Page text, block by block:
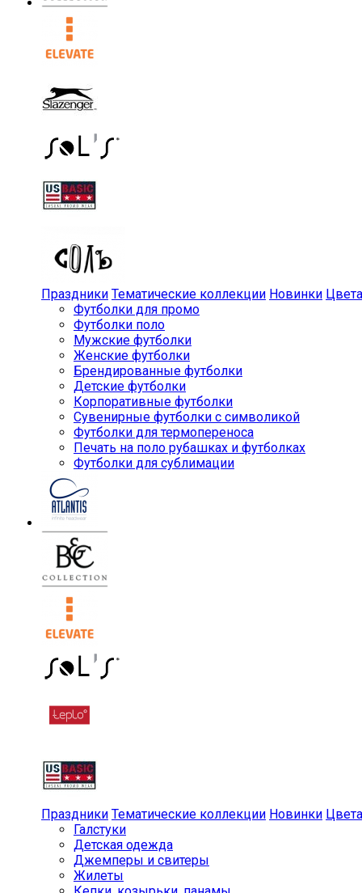
Праздники Тематические коллекции Новинки Цвета
Футболки для промо
Футболки поло
Мужские футболки
Женские футболки
Брендированные футболки
Детские футболки
Корпоративные футболки
Сувенирные футболки с символикой
Футболки для термопереноса
Печать на поло рубашках и футболках
Футболки для сублимации
Праздники Тематические коллекции Новинки Цвета
Галстуки
Детская одежда
Джемперы и свитеры
Жилеты